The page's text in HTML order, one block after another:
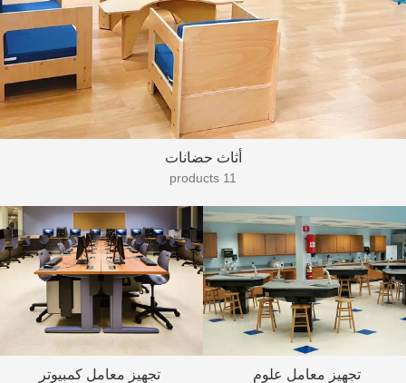
أثاث حضانات
11 products
تجهيز معامل علوم تجهيز معامل كمبيوتر